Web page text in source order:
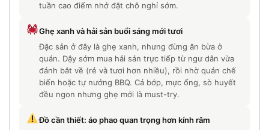
tuần cao điểm nhớ đặt chỗ nghỉ sớm.
Ghẹ xanh và hải sản buổi sáng mới tươi
Đặc sản ở đây là ghẹ xanh, nhưng đừng ăn bừa ở
quán. Dậy sớm mua hải sản trực tiếp từ ngư dân vừa
đánh bắt về (rẻ và tươi hơn nhiều), rồi nhờ quán chế
biến hoặc tự nướng BBQ. Cá bớp, mực ống, sò huyết
đều ngon nhưng ghẹ mới là must-try.
Đồ cần thiết: áo phao quan trọng hơn kính râm